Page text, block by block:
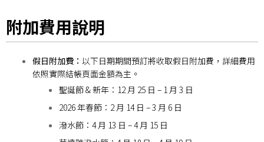
附加費用說明
假日附加費： 以下日期期間預訂將收取假日附加費，詳細費用
依照實際結帳頁面金額為主。
聖誕節 & 新年：12 月 25 日 – 1 月 3 日
2026 年春節：2 月 14 日 – 3 月 6 日
潑水節：4 月 13 日 – 4 月 15 日